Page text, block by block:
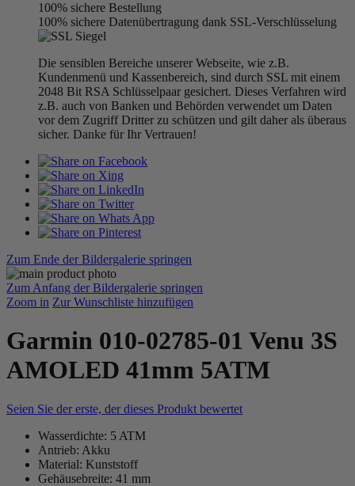
100% sichere Bestellung
100% sichere Datenübertragung dank SSL-Verschlüsselung
Die sensiblen Bereiche unserer Webseite, wie z.B.
Kundenmenü und Kassenbereich, sind durch SSL mit einem
2048 Bit RSA Schlüsselpaar gesichert. Dieses Verfahren wird
z.B. auch von Banken und Behörden verwendet um Daten
vor dem Zugriff Dritter zu schützen und gilt daher als überaus
sicher. Danke für Ihr Vertrauen!
Zum Ende der Bildergalerie springen
Zum Anfang der Bildergalerie springen
Zoom in Zur Wunschliste hinzufügen
Garmin 010-02785-01 Venu 3S
AMOLED 41mm 5ATM
Seien Sie der erste, der dieses Produkt bewertet
Wasserdichte: 5 ATM
Antrieb: Akku
Material: Kunststoff
Gehäusebreite: 41 mm